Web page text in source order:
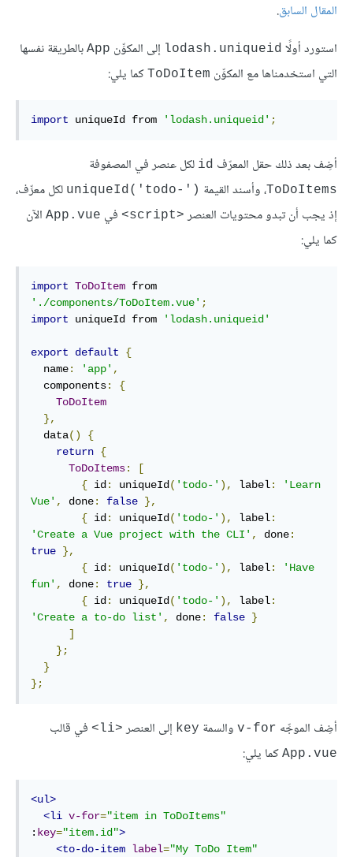
المقال السابق.
استورد أولًا lodash.uniqueid إلى المكوِّن App بالطريقة نفسها
التي استخدمناها مع المكوِّن ToDoItem كما يلي:
import uniqueId from 'lodash.uniqueid' ;
أضِف بعد ذلك حقل المعرّف id لكل عنصر في المصفوفة
ToDoItems، وأسند القيمة uniqueId('todo-')‎ لكل معرِّف،
إذ يجب أن تبدو محتويات العنصر <script> في App.vue الآن
كما يلي:
import ToDoItem
'./components/ToDoItem.vue' ;
import uniqueId from 'lodash.uniqueid'
export default
{
  name
: 'app' ,
  components
:
{
ToDoItem
},
  data
()
{
return {
ToDoItems:
[
{ id : uniqueId ( 'todo-' ), label:
'Learn
Vue' , done: false },
{ id : uniqueId ( 'todo-' ), label:
'Create a Vue project with the CLI' , done:
true },
{ id : uniqueId ( 'todo-' ), label:
'Have
fun' , done: true },
{ id : uniqueId ( 'todo-' ), label:
'Create a to-do list' , done: false }
]
};
}
};
أضِف الموجِّه v-for والسمة key إلى العنصر <li> في قالب
App.vue كما يلي:
<ul>
<li v-for="item in ToDoItems"
: key="item.id">
<to-do-item label="My ToDo Item"